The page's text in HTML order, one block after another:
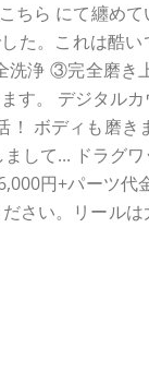
ちら にて纏め
た。これは酷い
洗浄 ③完全磨き
す。 デジタル
ボディも磨き
して... ドラグ
円+パーツ代
さい。リールは